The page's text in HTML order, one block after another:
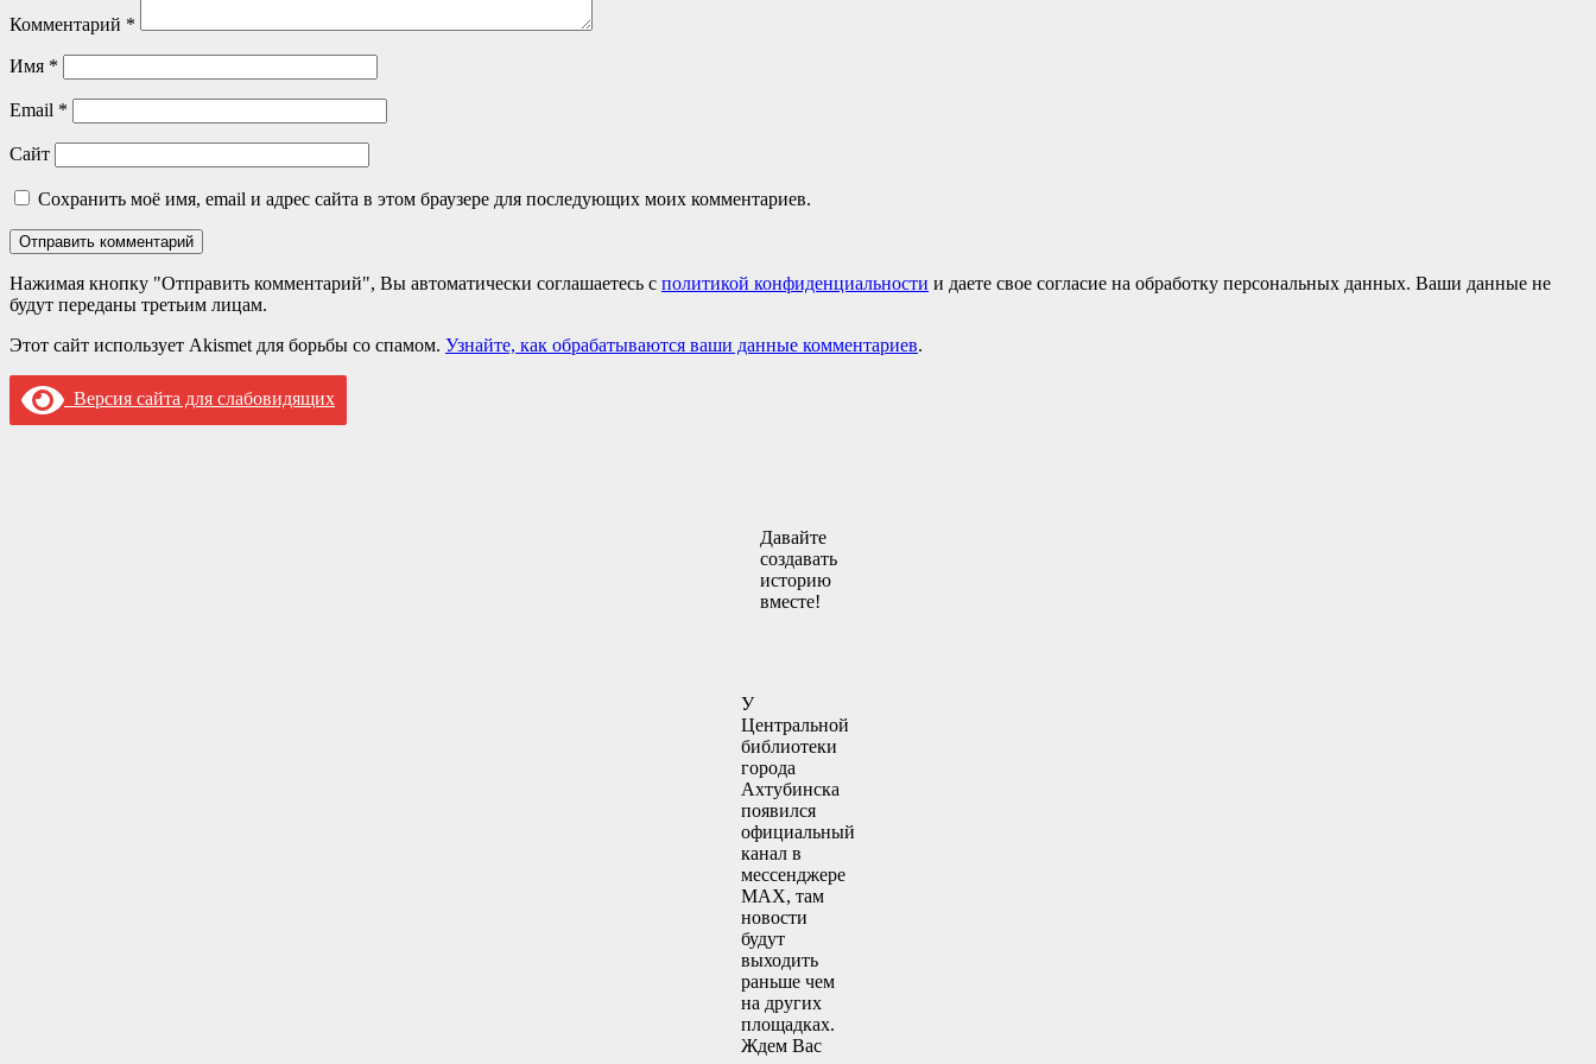
Комментарий *
Имя *
Email *
Сайт
Сохранить моё имя, email и адрес сайта в этом браузере для последующих моих комментариев.
Нажимая кнопку "Отправить комментарий", Вы автоматически соглашаетесь с политикой конфиденциальности и даете свое согласие на обработку персональных данных. Ваши данные не
будут переданы третьим лицам.
Этот сайт использует Akismet для борьбы со спамом. Узнайте, как обрабатываются ваши данные комментариев.
Версия сайта для слабовидящих
Давайте
создавать
историю
вместе!
У
Центральной
библиотеки
города
Ахтубинска
появился
официальный
канал в
мессенджере
MAX, там
новости
будут
выходить
раньше чем
на других
площадках.
Ждем Вас